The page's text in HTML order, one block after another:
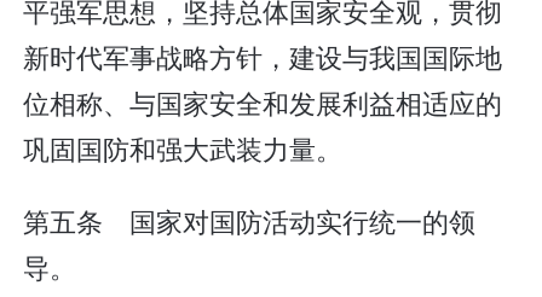
平强军思想，坚持总体国家安全观，贯彻
新时代军事战略方针，建设与我国国际地
位相称、与国家安全和发展利益相适应的
巩固国防和强大武装力量。
第五条 国家对国防活动实行统一的领
导。